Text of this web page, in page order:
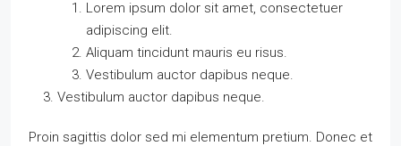
Lorem ipsum dolor sit amet, consectetuer
adipiscing elit.
Aliquam tincidunt mauris eu risus.
Vestibulum auctor dapibus neque.
Vestibulum auctor dapibus neque.
Proin sagittis dolor sed mi elementum pretium. Donec et